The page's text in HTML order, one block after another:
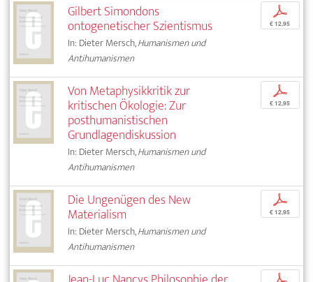
Gilbert Simondons
ontogenetischer Szientismus
In: Dieter Mersch,Humanismen und
Antihumanismen
p
€ 12,95
Von Metaphysikkritik zur
kritischen Ökologie: Zur
posthumanistischen
Grundlagendiskussion
In: Dieter Mersch,Humanismen und
Antihumanismen
p
€ 12,95
Die Ungenügen des New
Materialism
In: Dieter Mersch,Humanismen und
Antihumanismen
p
€ 12,95